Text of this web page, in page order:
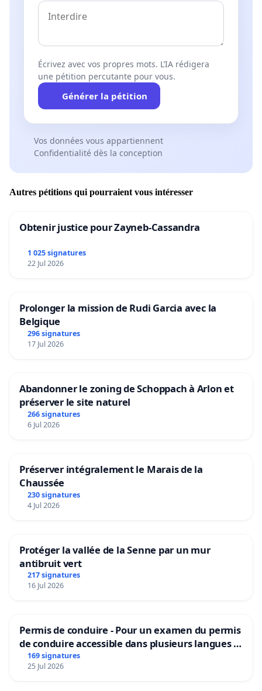
Écrivez avec vos propres mots. L’IA rédigera
une pétition percutante pour vous.
Générer la pétition
Vos données vous appartiennent
Confidentialité dès la conception
Autres pétitions qui pourraient vous intéresser
Obtenir justice pour Zayneb-Cassandra
1 025 signatures
22 Jul 2026
Prolonger la mission de Rudi Garcia avec la
Belgique
296 signatures
17 Jul 2026
Abandonner le zoning de Schoppach à Arlon et
préserver le site naturel
266 signatures
6 Jul 2026
Préserver intégralement le Marais de la
Chaussée
230 signatures
4 Jul 2026
Protéger la vallée de la Senne par un mur
antibruit vert
217 signatures
16 Jul 2026
Permis de conduire - Pour un examen du permis
de conduire accessible dans plusieurs langues à
Bruxelles
169 signatures
25 Jul 2026